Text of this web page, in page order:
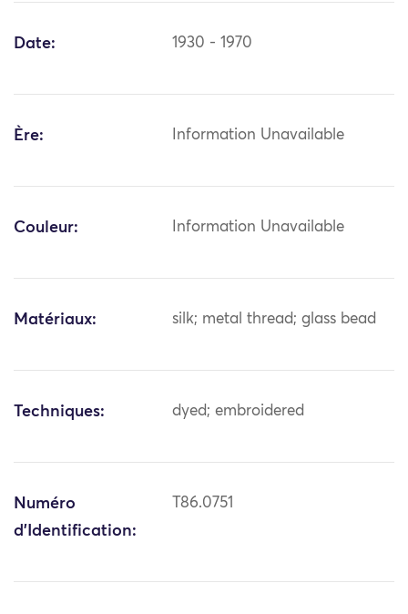
Date: 1930 - 1970
Ère: Information Unavailable
Couleur: Information Unavailable
Matériaux: silk; metal thread; glass bead
Techniques: dyed; embroidered
Numéro
d'Identification:
T86.0751